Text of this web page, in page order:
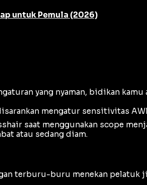
untuk Pemula (2026)
yang nyaman, bidikan
mengatur sensitivitas
saat menggunakan scope
atau sedang diam.
terburu-buru menekan pelatuk